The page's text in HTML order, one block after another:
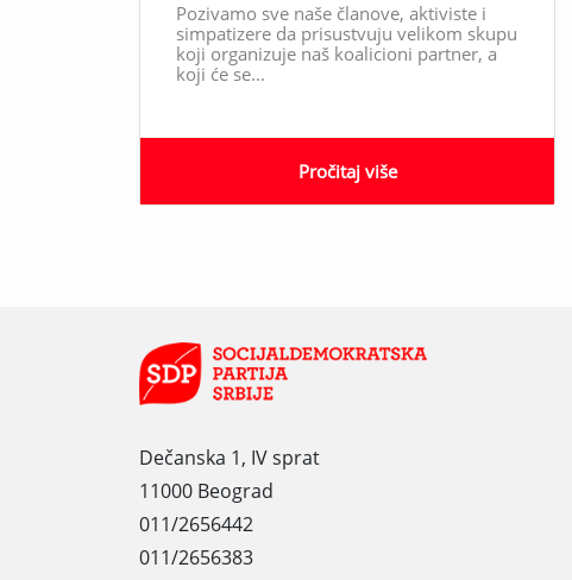
Pozivamo sve naše članove, aktiviste i
simpatizere da prisustvuju velikom skupu
koji organizuje naš koalicioni partner, a
koji će se...
Pročitaj više
Dečanska 1, IV sprat
11000 Beograd
011/2656442
011/2656383